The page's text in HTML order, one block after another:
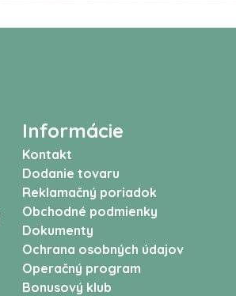
Informácie
Kontakt
Dodanie tovaru
Reklamačný poriadok
Obchodné podmienky
Dokumenty
Ochrana osobných údajov
Operačný program
Bonusový klub